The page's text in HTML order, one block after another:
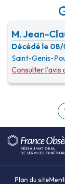
M. Jean-
Décédé le
Saint-Genis-
Consulter l'avis
Plan du site